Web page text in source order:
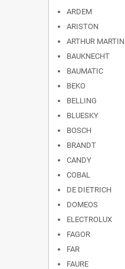
ARDEM
ARISTON
ARTHUR MARTIN
BAUKNECHT
BAUMATIC
BEKO
BELLING
BLUESKY
BOSCH
BRANDT
CANDY
COBAL
DE DIETRICH
DOMEOS
ELECTROLUX
FAGOR
FAR
FAURE